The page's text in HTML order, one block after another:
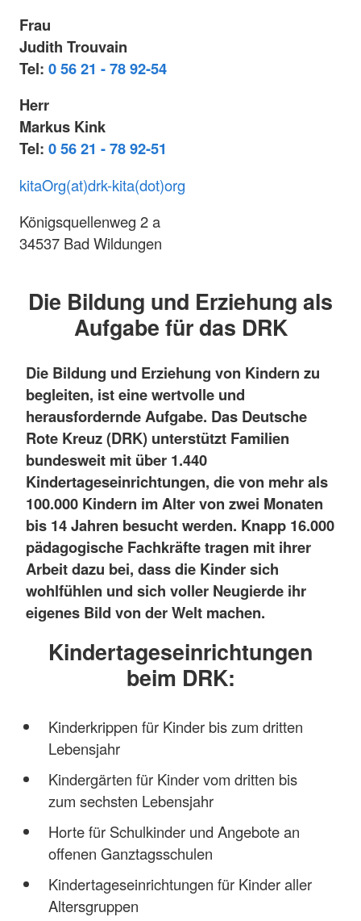
Frau
Judith Trouvain
Tel: 0 56 21 - 78 92-54
Herr
Markus Kink
Tel: 0 56 21 - 78 92-51
kitaOrg(at)drk-kita(dot)org
Königsquellenweg 2 a
34537 Bad Wildungen
Die Bildung und Erziehung als
Aufgabe für das DRK
Die Bildung und Erziehung von Kindern zu
begleiten, ist eine wertvolle und
herausfordernde Aufgabe. Das Deutsche
Rote Kreuz (DRK) unterstützt Familien
bundesweit mit über 1.440
Kindertageseinrichtungen, die von mehr als
100.000 Kindern im Alter von zwei Monaten
bis 14 Jahren besucht werden. Knapp 16.000
pädagogische Fachkräfte tragen mit ihrer
Arbeit dazu bei, dass die Kinder sich
wohlfühlen und sich voller Neugierde ihr
eigenes Bild von der Welt machen.
Kindertageseinrichtungen
beim DRK:
Kinderkrippen für Kinder bis zum dritten
Lebensjahr
Kindergärten für Kinder vom dritten bis
zum sechsten Lebensjahr
Horte für Schulkinder und Angebote an
offenen Ganztagsschulen
Kindertageseinrichtungen für Kinder aller
Altersgruppen